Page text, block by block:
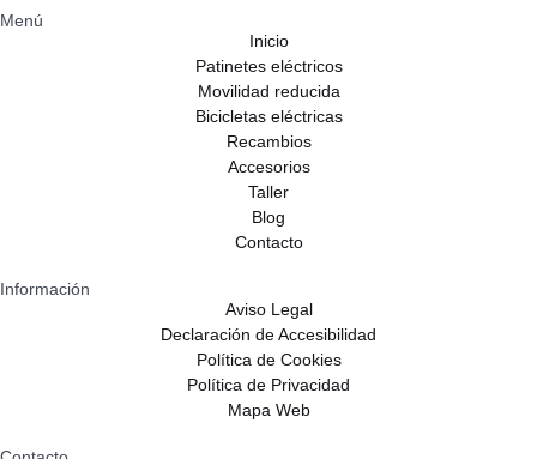
Menú
Inicio
Patinetes eléctricos
Movilidad reducida
Bicicletas eléctricas
Recambios
Accesorios
Taller
Blog
Contacto
Información
Aviso Legal
Declaración de Accesibilidad
Política de Cookies
Política de Privacidad
Mapa Web